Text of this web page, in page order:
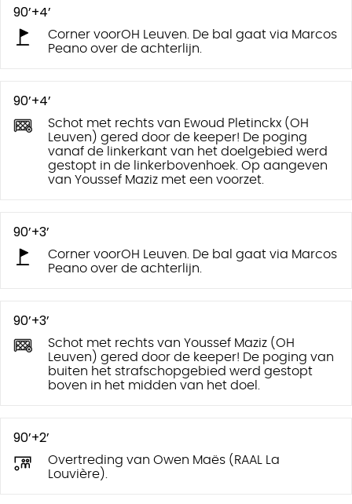
90’+4’
Corner voorOH Leuven. De bal gaat via Marcos
Peano over de achterlijn.
90’+4’
Schot met rechts van Ewoud Pletinckx (OH
Leuven) gered door de keeper! De poging
vanaf de linkerkant van het doelgebied werd
gestopt in de linkerbovenhoek. Op aangeven
van Youssef Maziz met een voorzet.
90’+3’
Corner voorOH Leuven. De bal gaat via Marcos
Peano over de achterlijn.
90’+3’
Schot met rechts van Youssef Maziz (OH
Leuven) gered door de keeper! De poging van
buiten het strafschopgebied werd gestopt
boven in het midden van het doel.
90’+2’
Overtreding van Owen Maës (RAAL La
Louvière).